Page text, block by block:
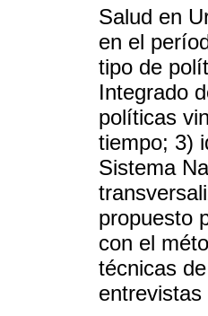
Salud en
en el
tipo de
Integrado
políticas
tiempo; 3)
Sistema
propuesto
con el
técnicas